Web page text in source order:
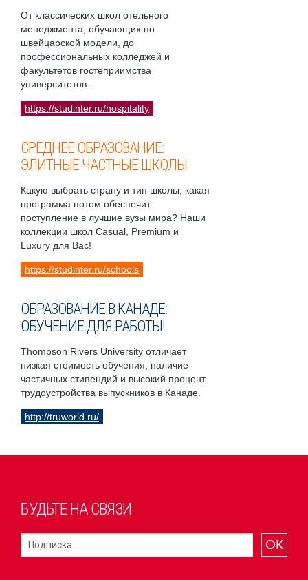
От классических школ отельного
менеджмента, обучающих по
швейцарской модели, до
профессиональных колледжей и
факультетов гостеприимства
университетов.
https://studinter.ru/hospitality
СРЕДНЕЕ ОБРАЗОВАНИЕ:
ЭЛИТНЫЕ ЧАСТНЫЕ ШКОЛЫ
Какую выбрать страну и тип школы, какая
программа потом обеспечит
поступление в лучшие вузы мира? Наши
коллекции школ Casual, Premium и
Luxury для Вас!
https://studinter.ru/schools
ОБРАЗОВАНИЕ В КАНАДЕ:
ОБУЧЕНИЕ ДЛЯ РАБОТЫ!
Thompson Rivers University отличает
низкая стоимость обучения, наличие
частичных стипендий и высокий процент
трудоустройства выпускников в Канаде.
http://truworld.ru/
БУДЬТЕ НА СВЯЗИ
ОК